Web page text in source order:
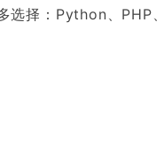
选择：Python、